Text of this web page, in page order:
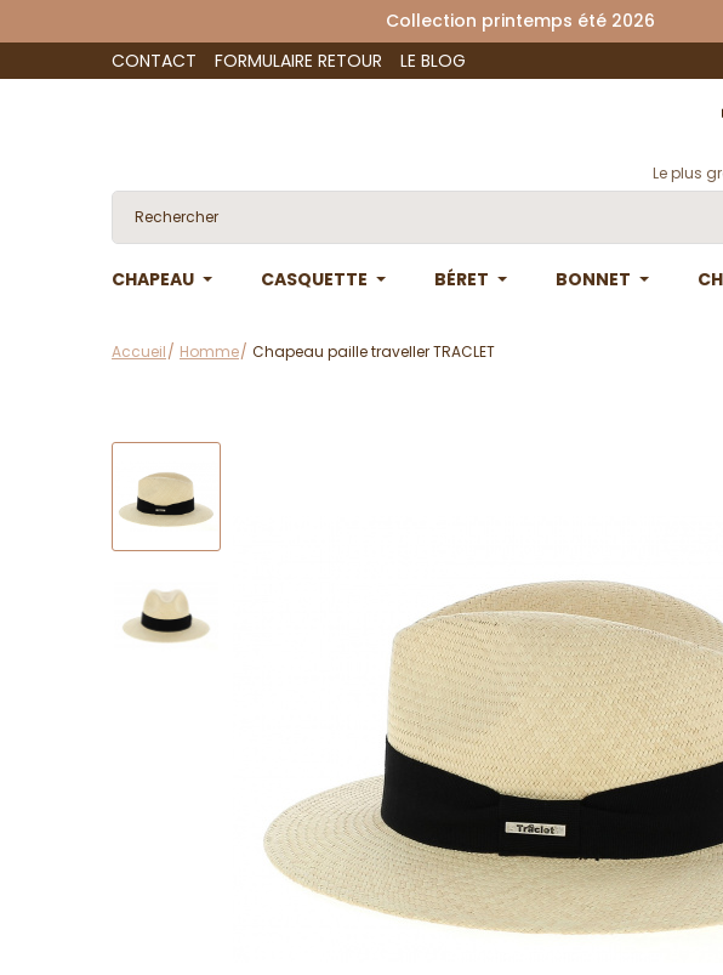
Collection printemps été
CONTACT
FORMULAIRE RETOUR LE BLOG
Le plus
CHAPEAU CASQUETTE BÉRET BONNET
Accueil Homme Chapeau paille traveller TRACLET